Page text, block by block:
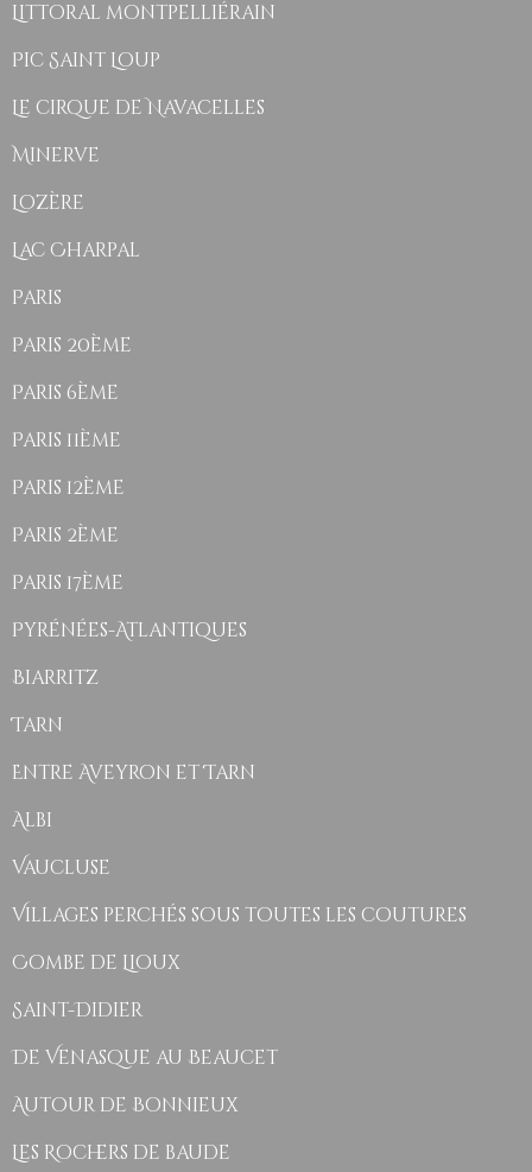
Littoral montpelliérain
Pic Saint Loup
Le cirque de Navacelles
Minerve
Lozère
Lac Charpal
Paris
Paris 20ème
Paris 6ème
Paris 11ème
Paris 12ème
Paris 2ème
Paris 17ème
Pyrénées-Atlantiques
Biarritz
Tarn
Entre Aveyron et Tarn
Albi
Vaucluse
Villages perchés sous toutes les coutures
Combe de Lioux
Saint-Didier
De Venasque au Beaucet
Autour de Bonnieux
Les Rochers de baude